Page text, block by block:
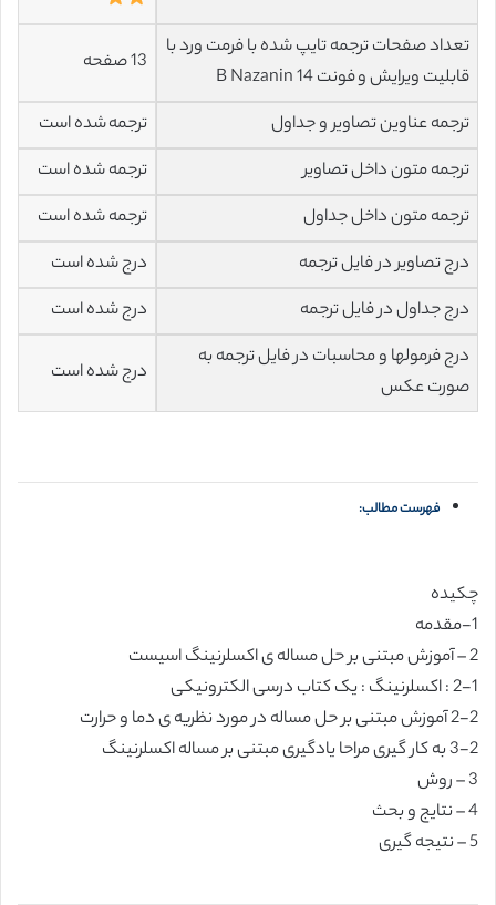
تعداد صفحات ترجمه تایپ شده با فرمت ورد با
قابلیت ویرایش و فونت 14 B Nazanin
13 صفحه
ترجمه عناوین تصاویر و جداول
ترجمه شده است
ترجمه متون داخل تصاویر
ترجمه شده است
ترجمه متون داخل جداول
ترجمه شده است
درج تصاویر در فایل ترجمه
درج شده است
درج جداول در فایل ترجمه
درج شده است
درج فرمولها و محاسبات در فایل ترجمه به
صورت عکس
درج شده است
فهرست مطالب:
چکیده
1-مقدمه
2 – آموزش مبتنی بر حل مساله ی اکسلرنینگ اسیست
2-1 : اکسلرنینگ : یک کتاب درسی الکترونیکی
2-2 آموزش مبتنی بر حل مساله در مورد نظریه ی دما و حرارت
3-2 به کار گیری مراحا یادگیری مبتنی بر مساله اکسلرنینگ
3 – روش
4 – نتایج و بحث
5 – نتیجه گیری